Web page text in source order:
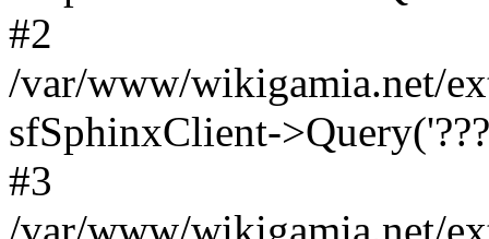
#2
/var/www/wikigamia.net/
sfSphinxClient-
#3
/var/www/wikigamia.net/